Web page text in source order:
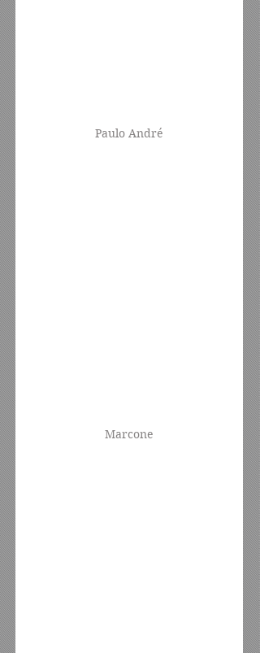
Paulo André
Marcone